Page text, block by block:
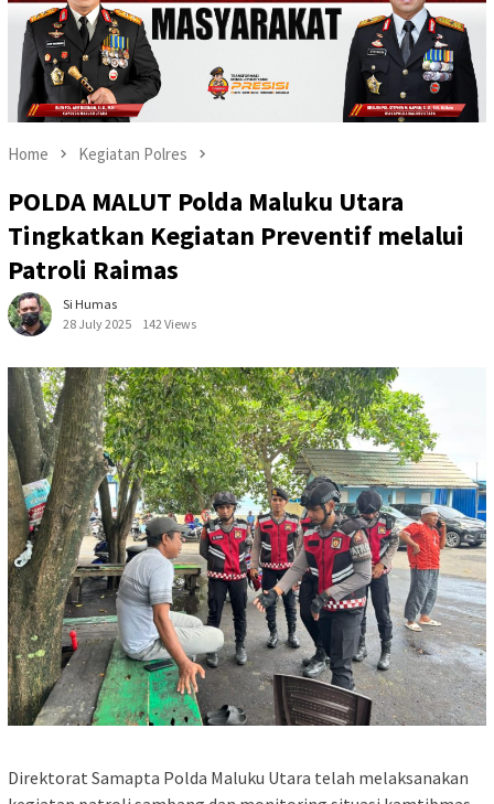
Home Kegiatan Polres
POLDA MALUT Polda Maluku Utara
Tingkatkan Kegiatan Preventif melalui
Patroli Raimas
Si Humas
28 July 2025
142 Views
Direktorat Samapta Polda Maluku Utara telah melaksanakan